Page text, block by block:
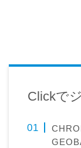
Clickで